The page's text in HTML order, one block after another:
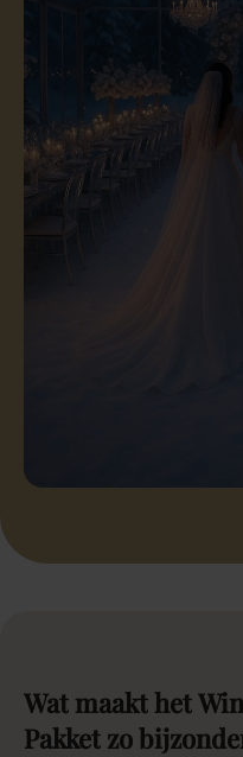
Wat maakthet
Pakket zo